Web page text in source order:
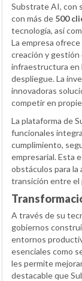
Substrate AI, con
con más de 500
tecnología, así
La empresa
creación y
infraestructura en
despliegue. La
innovadoras
competir en
La plataforma de
funcionales
cumplimiento,
empresarial. Esta
obstáculos para la
transición entre el
A través de su
gobiernos
entornos
esenciales como
les permite
destacable que